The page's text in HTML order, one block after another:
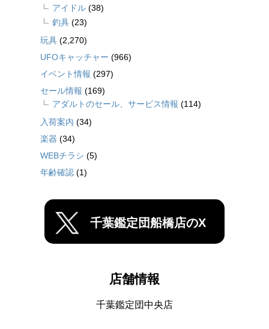
アイドル (38)
釣具 (23)
玩具 (2,270)
UFOキャッチャー (966)
イベント情報 (297)
セール情報 (169)
アダルトのセール、サービス情報 (114)
入荷案内 (34)
楽器 (34)
WEBチラシ (5)
年齢確認 (1)
千葉鑑定団船橋店のX
店舗情報
千葉鑑定団中央店